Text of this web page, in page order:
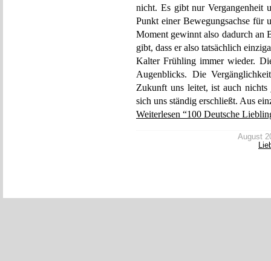
nicht. Es gibt nur Vergangenheit
Punkt einer Bewegungsachse für
Moment gewinnt also dadurch an
gibt, dass er also tatsächlich
Kalter Frühling immer wieder.
Augenblicks. Die
Zukunft uns leitet, ist auch
sich uns ständig erschließt. Aus
Weiterlesen “100 Deutsche
August